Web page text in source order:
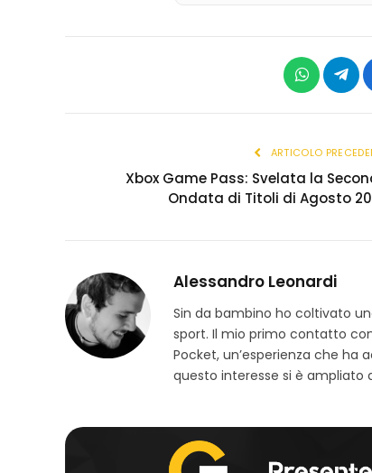
WhatsApp
ARTICOLO
Xbox Game Pass: Svelata la
Ondata di Titoli di Agosto
Alessandro Leonardi
Sin da bambino ho coltivato
sport. Il mio primo contatto
Pocket, un’esperienza che
questo interesse si è ampliato